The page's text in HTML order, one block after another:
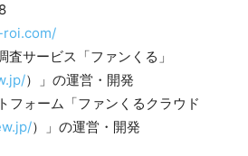
サービス「ファンくる」
）」の運営・開発
フォーム「ファンくるクラウド
）」の運営・開発